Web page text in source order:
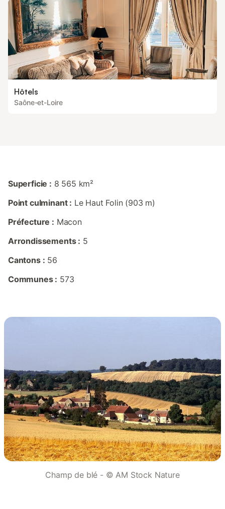
Hôtels
Saône-et-Loire
Superficie : 8 565 km²
Point culminant : Le Haut Folin (903 m)
Préfecture : Macon
Arrondissements : 5
Cantons : 56
Communes : 573
Champ de blé - © AM Stock Nature